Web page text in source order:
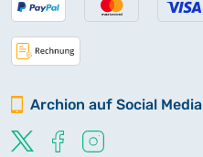
Archion auf Social Media